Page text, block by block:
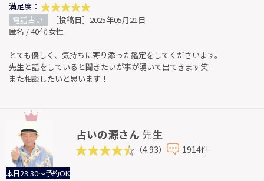
満足度：
電話占い
［投稿日］2025年05月21日
匿名 / 40代 女性
とても優しく、気持ちに寄り添った鑑定をしてくださいます。
先生と話をしていると聞きたいが事が湧いて出てきます笑
また相談したいと思います！
本日23:30～予約OK
占いの源さん 先生
（4.93） 1914件